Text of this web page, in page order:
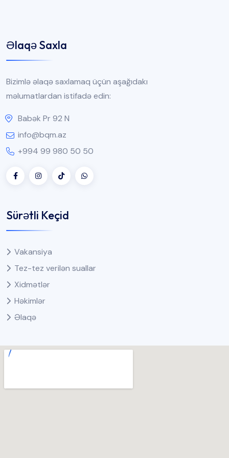
Əlaqə Saxla
Bizimlə əlaqə saxlamaq üçün aşağıdakı
məlumatlardan istifadə edin:
Babək Pr 92 N
info@bqm.az
+994 99 980 50 50
Sürətli Keçid
Vakansiya
Tez-tez verilən suallar
Xidmətlər
Həkimlər
Əlaqə